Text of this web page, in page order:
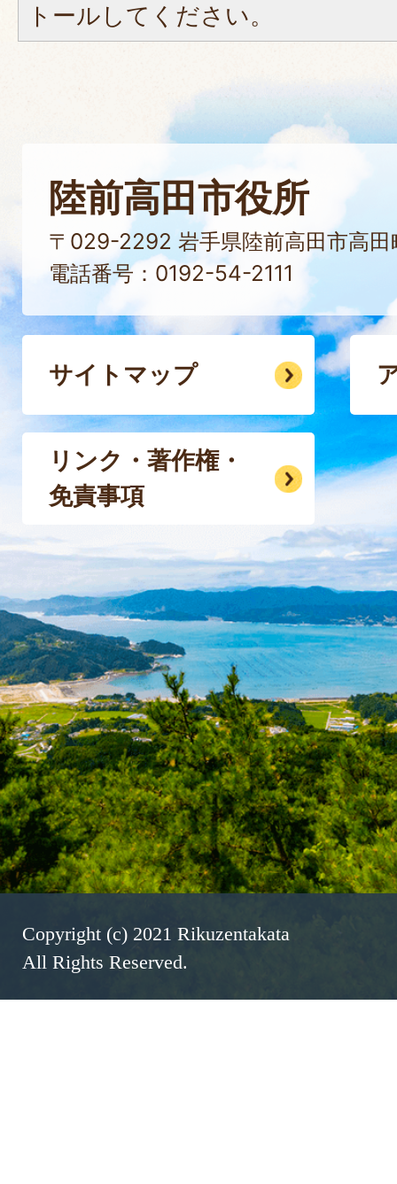
トールしてください。
陸前高田市役所
〒029-2292 岩手県陸前高田
電話番号：0192-54-2111
サイトマップ
リンク・著作権・
免責事項
Copyright (c) 2021 Rikuzentakata
All Rights Reserved.